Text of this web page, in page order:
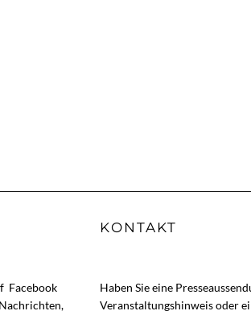
Facebook
KONTAKT
Haben Sie eine
Veranstaltungshinweis oder